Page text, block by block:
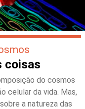
coisas
do cosmos
celular da vida. Mas,
a natureza das